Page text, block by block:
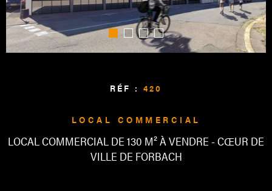
RÉF :420
LOCAL COMMERCIAL
LOCAL COMMERCIAL DE 130 M² À VENDRE - CŒUR DE
VILLE DE FORBACH